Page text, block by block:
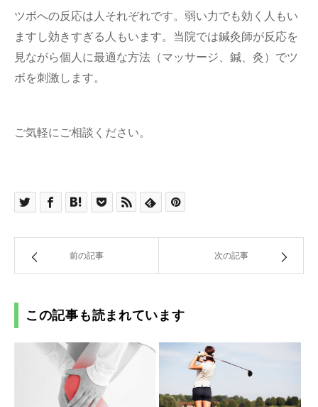
ツボへの反応は人それぞれです。弱い力でも効く人もい
ますし効きすぎる人もいます。当院では鍼灸師が反応を
見ながら個人に最適な方法（マッサージ、鍼、灸）でツ
ボを刺激します。
ご気軽にご相談ください。
前の記事 次の記事
この記事も読まれています